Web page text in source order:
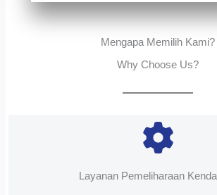
Mengapa Memilih Kami?
Why Choose Us?
Layanan Pemeliharaan